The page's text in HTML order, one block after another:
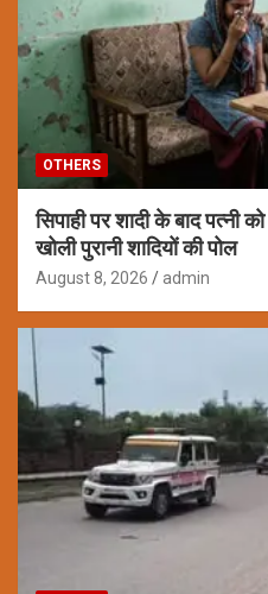
OTHERS
सिपाही पर शादी के बाद पत्नी
खोली पुरानी शादियों की पोल
August 8, 2026 admin